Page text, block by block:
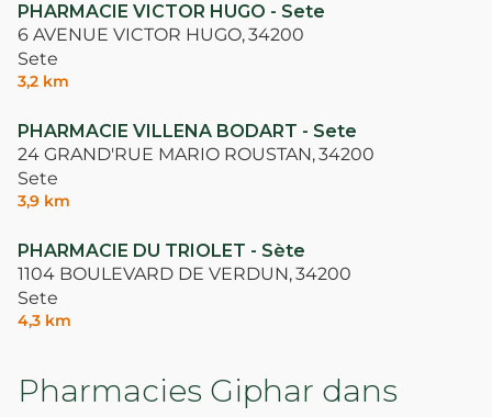
PHARMACIE VICTOR HUGO - Sete
6 AVENUE VICTOR HUGO,34200
Sete
3,2 km
PHARMACIE VILLENA BODART - Sete
24 GRAND'RUE MARIO ROUSTAN,34200
Sete
3,9 km
PHARMACIE DU TRIOLET - Sète
1104 BOULEVARD DE VERDUN,34200
Sete
4,3 km
Pharmacies Giphar dans